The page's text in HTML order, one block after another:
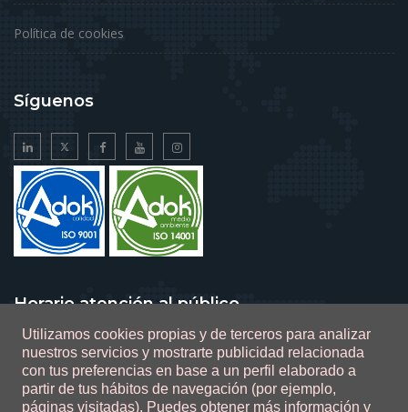
Utilizamos cookies propias y de terceros para analizar
nuestros servicios y mostrarte publicidad relacionada
con tus preferencias en base a un perfil elaborado a
partir de tus hábitos de navegación (por ejemplo,
páginas visitadas). Puedes obtener más información y
Política de cookies
Síguenos
Horario atención al público
De lunes a viernes de 9 a 14 horas